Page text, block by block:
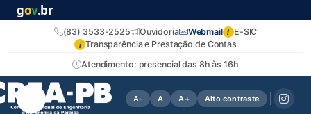
gov.br
Atendimento: presencial das 8h às 16h
(83) 3533-2525 Ouvidoria Webmail i E-SIC
i Transparência e Prestação de Contas
A- A A+ Alto contraste